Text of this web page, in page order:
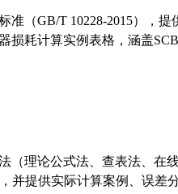
（GB/T 10228-2015），提
耗计算实例表格，涵盖
（理论公式法、查表法、在
并提供实际计算案例、误差